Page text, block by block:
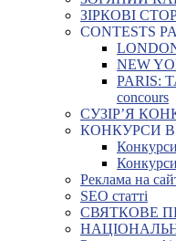
ЗІРКОВІ
CONTESTS
NEW
PARIS:
concours
СУЗІР’Я
КОНКУРСИ В
Реклама на
SEO статті
СВЯТКОВЕ